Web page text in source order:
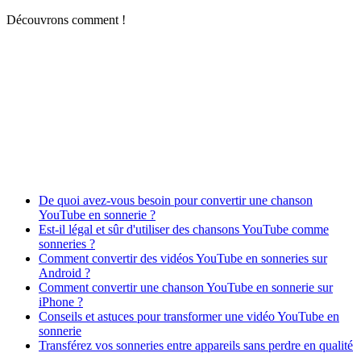
Découvrons comment !
De quoi avez-vous besoin pour convertir une chanson
YouTube en sonnerie ?
Est-il légal et sûr d'utiliser des chansons YouTube comme
sonneries ?
Comment convertir des vidéos YouTube en sonneries sur
Android ?
Comment convertir une chanson YouTube en sonnerie sur
iPhone ?
Conseils et astuces pour transformer une vidéo YouTube en
sonnerie
Transférez vos sonneries entre appareils sans perdre en qualité